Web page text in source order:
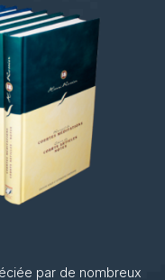
par de nombreux